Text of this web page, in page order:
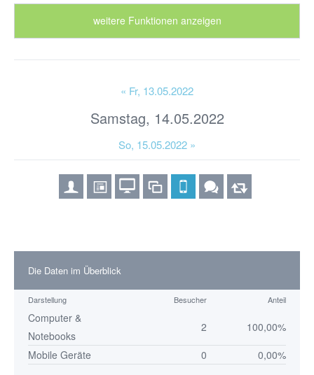
weitere Funktionen anzeigen
« Fr, 13.05.2022
Samstag, 14.05.2022
So, 15.05.2022 »
Die Daten im Überblick
Darstellung Besucher Anteil
Computer &
Notebooks
2
100,00%
Mobile Geräte
0 0,00%